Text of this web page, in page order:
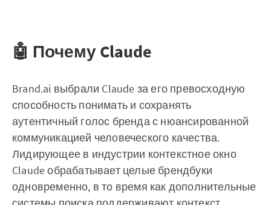
🤖 Почему Claude
Brand.ai выбрали Claude за его превосходную
способность понимать и сохранять
аутентичный голос бренда с нюансированной
коммуникацией человеческого качества.
Лидирующее в индустрии контекстное окно
Claude обрабатывает целые брендбуки
одновременно, в то время как дополнительные